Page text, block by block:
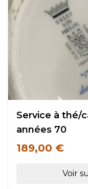
Service à thé/
années 70
189,00 €
Voir